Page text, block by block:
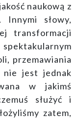
naukową z
Innymi słowy,
transformacji
przemawiania
nie jest jednak
w jakimś
służyć i
zatem,